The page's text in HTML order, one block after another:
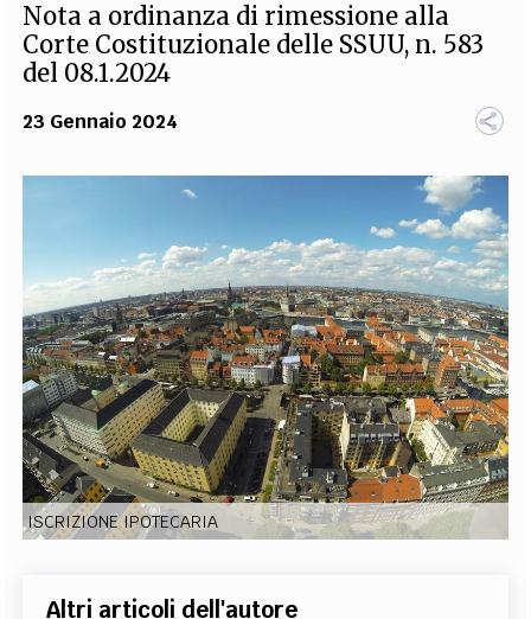
ALTRO
FOTOGRAFI
EXTRA
CODICI RUBRICHE LIBRI PROCEEDINGS PUBBLICITÀ CONTATTI
SOCIAL MEDIA
Nota a ordinanza di rimessione alla
Corte Costituzionale delle SSUU, n. 583
del 08.1.2024
23 Gennaio 2024
ISCRIZIONE IPOTECARIA
Altri articoli dell'autore